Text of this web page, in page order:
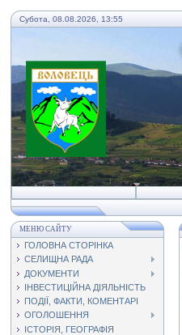
Субота, 08.08.2026, 13:55
МЕНЮ САЙТУ
ГОЛОВНА СТОРІНКА
СЕЛИЩНА РАДА
ДОКУМЕНТИ
ІНВЕСТИЦІЙНА ДІЯЛЬНІСТЬ
ПОДІЇ, ФАКТИ, КОМЕНТАРІ
ОГОЛОШЕННЯ
ІСТОРІЯ, ГЕОГРАФІЯ